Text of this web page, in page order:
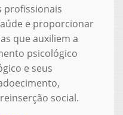
profissionais
e proporcionar
que auxiliem a
psicológico
e seus
social.